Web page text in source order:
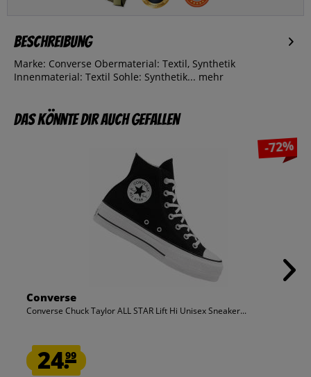
Beschreibung
Marke: Converse Obermaterial: Textil, Synthetik
Innenmaterial: Textil Sohle: Synthetik... mehr
Das könnte dir auch gefallen
-72%
Converse
Converse Chuck Taylor ALL STAR Lift Hi Unisex Sneaker...
24.99